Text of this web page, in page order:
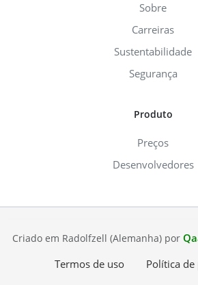
Sobre
Carreiras
Sustentabilidade
Segurança
Produto
Preços
Desenvolvedores
Criado em Radolfzell (Alemanha) por
Termos de uso
Política